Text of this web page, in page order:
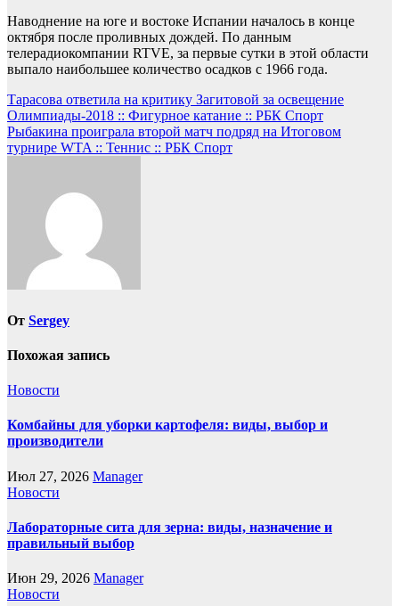
Наводнение на юге и востоке Испании началось в конце
октября после проливных дождей. По данным
телерадиокомпании RTVE, за первые сутки в этой области
выпало наибольшее количество осадков с 1966 года.
Навигация
по
записям
Тарасова ответила на критику Загитовой за освещение
Олимпиады-2018 :: Фигурное катание :: РБК Спорт
Рыбакина проиграла второй матч подряд на Итоговом
турнире WTA :: Теннис :: РБК Спорт
От Sergey
Похожая запись
Новости
Комбайны для уборки картофеля: виды, выбор и
производители
Июл 27, 2026 Manager
Новости
Лабораторные сита для зерна: виды, назначение и
правильный выбор
Июн 29, 2026 Manager
Новости